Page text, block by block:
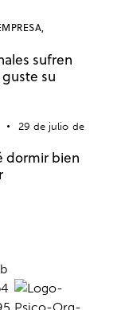
sufren
su
29 de julio de
dormir bien